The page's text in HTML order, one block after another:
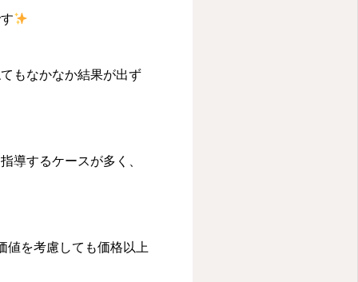
もなかなか結果が出ず
導するケースが多く、
値を考慮しても価格以上